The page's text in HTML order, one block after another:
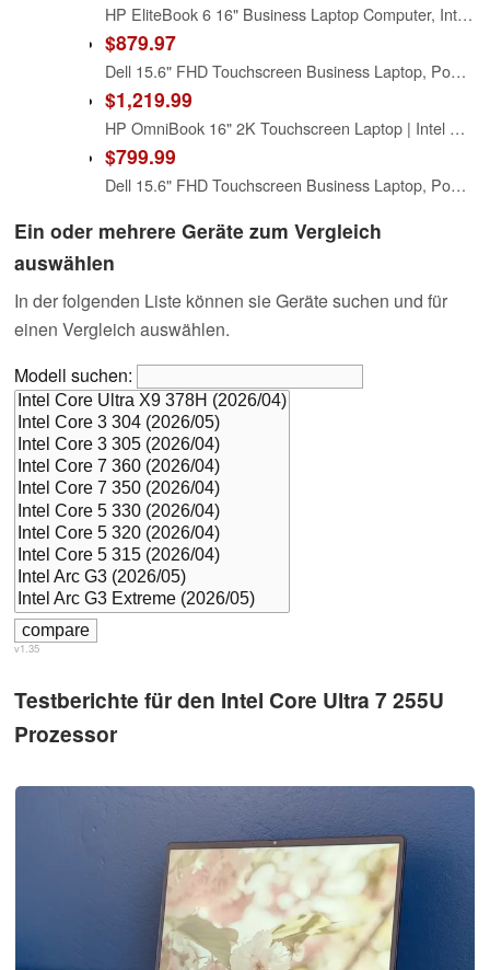
HP EliteBook 6 16" Business Laptop Computer, Intel Ultra 7 255U, 16GB RAM, 1TB SSD, (Next gen of 660) for Office Data Processing, Backlit Keyboard and Fingerprint Reader, Windows 11 Pro, Silver
$879.97
Dell 15.6" FHD Touchscreen Business Laptop, Powerful Intel 12-core Ultra 7 255U (Up to 5.2 GHz), 16GB DDR5 RAM, 1TB SSD, Backlit Keyboard, Windows 11 Pro with Office 365 for Web, Work and Study
$1,219.99
HP OmniBook 16" 2K Touchscreen Laptop | Intel Core Ultra 7 255U (Beats i9-10880H) | 32GB RAM | 2TB SSD | Intel Integrated Graphics | Win 11 | Fast Charge | Wi-Fi 7 | W/Mouse
$799.99
Dell 15.6" FHD Touchscreen Business Laptop, Powerful Intel 12-core Ultra 7 255U (Up to 5.2 GHz), 16GB DDR5 RAM, 512GB SSD, Backlit Keyboard, Windows 11 Pro with Office 365 for Web, Work and Study
Ein oder mehrere Geräte zum Vergleich
auswählen
In der folgenden Liste können sie Geräte suchen und für
einen Vergleich auswählen.
Modell suchen:
v1.35
Testberichte für den Intel Core Ultra 7 255U
Prozessor